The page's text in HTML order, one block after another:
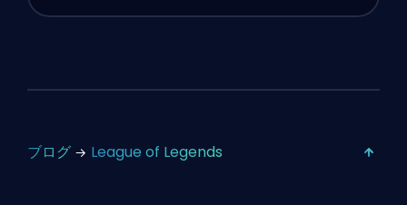
ブログ League of Legends